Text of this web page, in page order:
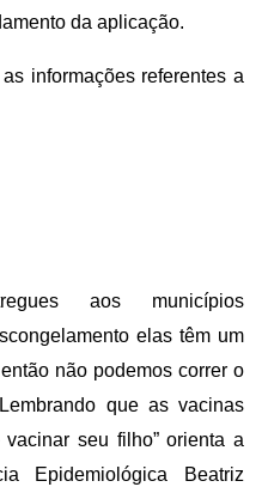
da aplicação.
informações referentes a
aos municípios
elas têm um
não podemos correr o
que as vacinas
seu filho” orienta a
Epidemiológica Beatriz